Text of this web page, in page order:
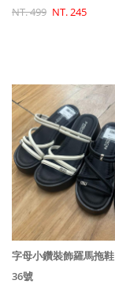
NT. 499 NT. 245
字母小鑽裝飾羅馬拖鞋
36號